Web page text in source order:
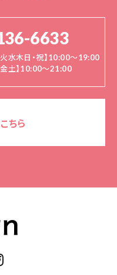
6633
火水木日・祝】10:00～19:00
金土】10:00〜21:00
ちら